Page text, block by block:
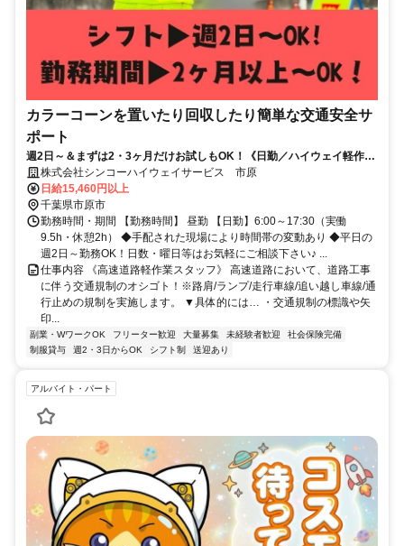
カラーコーンを置いたり回収したり簡単な交通安全サ
ポート
週2日～＆まずは2・3ヶ月だけお試しもOK！《日勤／ハイウェイ軽作業
／関東エリア》週払いOK★
株式会社シンコーハイウェイサービス 市原
日給15,460円以上
千葉県市原市
勤務時間・期間 【勤務時間】 昼勤 【日勤】6:00～17:30（実働
9.5h・休憩2h） ◆手配された現場により時間帯の変動あり ◆平日の
週2日～勤務OK！日数・曜日等はお気軽にご相談下さい♪ ...
仕事内容 《高速道路軽作業スタッフ》 高速道路において、道路工事
に伴う交通規制のオシゴト！※路肩/ランプ/走行車線/追い越し車線/通
行止めの規制を実施します。 ▼具体的には… ・交通規制の標識や矢
印...
副業・WワークOK フリーター歓迎 大量募集 未経験者歓迎
社会保険完備
制服貸与
週2・3日からOK シフト制 送迎あり
アルバイト・パート